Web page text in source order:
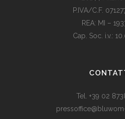
P.IVA/C.F.
REA: MI –
Cap. Soc. i.v.:
med dagens valutadevaluering
stedet for dyre
Tel. +39 02